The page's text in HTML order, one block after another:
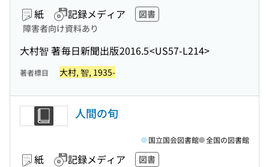
紙 記録メディア
図書
障害者向け資料あり
大村智 著毎日新聞出版2016.5<US57-L214>
著者標目 大村, 智, 1935-
人間の旬
紙 記録メディア
図書
国立国会図書館 全国の図書館